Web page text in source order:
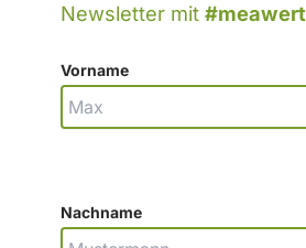
Newsletter mit#meawert
Vorname
Nachname